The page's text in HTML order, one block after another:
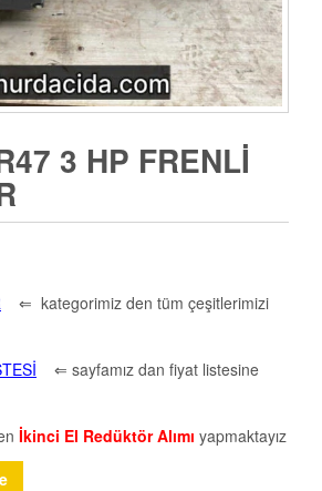
3 HP FRENLI
⇐ kategorimiz den tüm çeşitlerimizi
⇐ sayfamız dan fiyat listesine
İkinci El Redüktör Alımı yapmaktayız